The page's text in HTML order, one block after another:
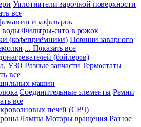
Уплотнители варочной поверхности
все
и кофеварок
воды Фильтры-сито в рожок
(кофеприёмники) Поршни заварного
... Показать все
(бойлеров)
УЗО Разные запчасти Термостаты
все
машин
Соединительные элементы Ремни
все
печей (СВЧ)
Лампы Моторы вращения Разное